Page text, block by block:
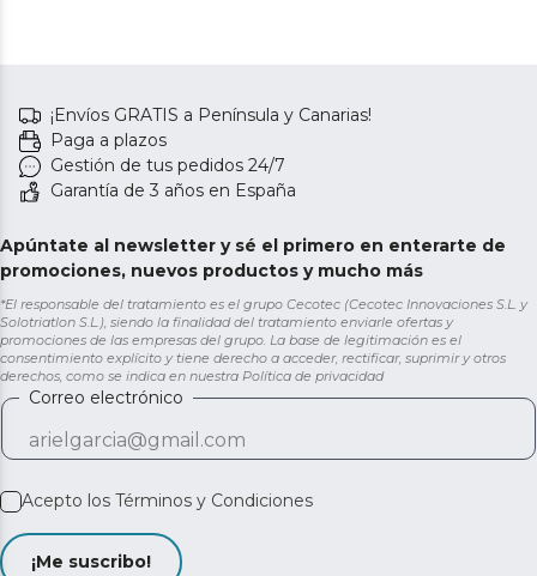
¡Envíos GRATIS a Península y Canarias!
Paga a plazos
Gestión de tus pedidos 24/7
Garantía de 3 años en España
Apúntate al newsletter y sé el primero en enterarte de
promociones, nuevos productos y mucho más
*El responsable del tratamiento es el grupo Cecotec (Cecotec Innovaciones S.L. y
Solotriatlon S.L.), siendo la finalidad del tratamiento enviarle ofertas y
promociones de las empresas del grupo. La base de legitimación es el
consentimiento explícito y tiene derecho a acceder, rectificar, suprimir y otros
derechos, como se indica en nuestra Política de privacidad
Correo electrónico
Acepto los Términos y Condiciones
¡Me suscribo!